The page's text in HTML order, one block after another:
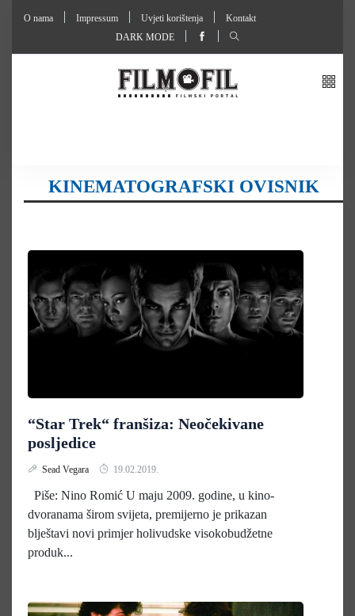
O nama Impressum Uvjeti korištenja
Kontakt
DARK MODE
KINEMATOGRAFSKI OVISNIK
“Star Trek“ franšiza: Neočekivane
posljedice
Sead Vegara 19.02.2019.
Piše: Nino Romić U maju 2009. godine, u kino-
dvoranama širom svijeta, premijerno je prikazan
blještavi novi primjer holivudske visokobudžetne
produk...